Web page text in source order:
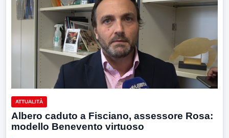
ATTUALITÀ
Albero caduto a Fisciano, assessore Rosa:
modello Benevento virtuoso